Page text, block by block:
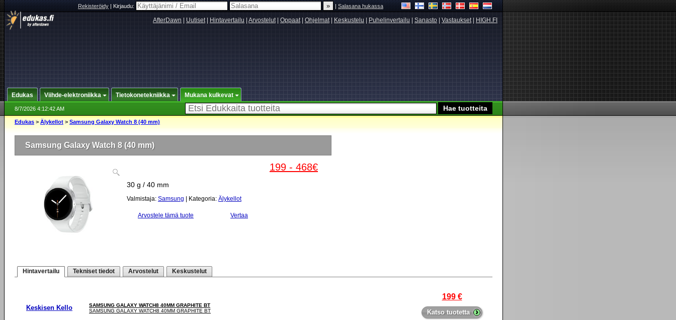
Rekisteröidy|Kirjaudu: |Salasana hukassa
AfterDawn Uutiset| Hintavertailu Arvostelut| Oppaat| Ohjelmat| Keskustelu Puhelinvertailu Sanasto Vastaukset| HIGH.FI
Edukas Viihde-elektroniikka Tietokonetekniikka Mukana kulkevat
8/7/2026 4:12:42 AM
Edukas > Älykellot > Samsung Galaxy Watch 8 (40 mm)
Samsung Galaxy Watch 8 (40 mm)
199 - 468€
30 g / 40 mm
Valmistaja: Samsung | Kategoria: Älykellot
Arvostele tämä tuote Vertaa
Hintavertailu Tekniset tiedot Arvostelut Keskustelut
Keskisen Kello
SAMSUNG GALAXY WATCH8 40MM GRAPHITE BT
SAMSUNG GALAXY WATCH8 40MM GRAPHITE BT
199 €
›
Katso tuotetta